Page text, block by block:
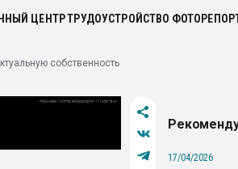
ЦЕНТРТРУДОУСТРОЙСТВО
собственность
17/04/2026